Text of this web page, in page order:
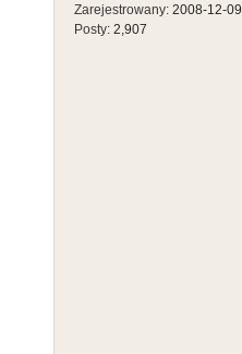
Zarejestrowany: 2008-12-09
Posty: 2,907